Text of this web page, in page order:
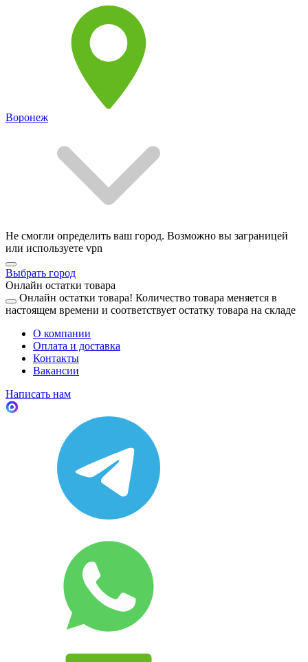
Воронеж
Не смогли определить ваш город. Возможно вы заграницей
или используете vpn
Выбрать город
Онлайн остатки товара
Онлайн остатки товара! Количество товара меняется в
настоящем времени и соответствует остатку товара на складе
О компании
Оплата и доставка
Контакты
Вакансии
Написать нам